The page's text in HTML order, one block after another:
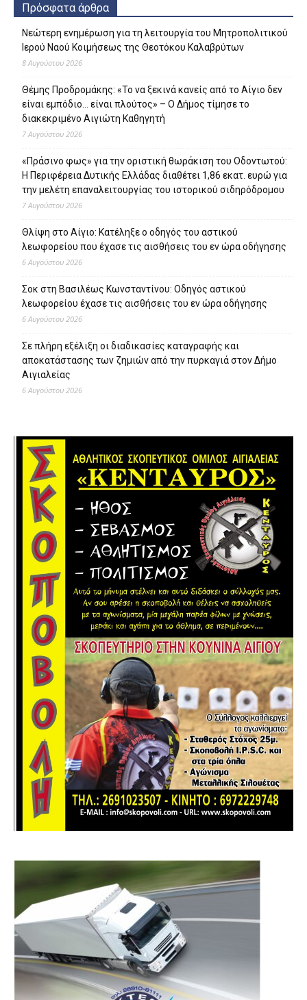
Πρόσφατα άρθρα
Νεώτερη ενημέρωση για τη λειτουργία του Μητροπολιτικού
Ιερού Ναού Κοιμήσεως της Θεοτόκου Καλαβρύτων
8 Αυγούστου 2026
Θέμης Προδρομάκης: «Το να ξεκινά κανείς από το Αίγιο δεν
είναι εμπόδιο… είναι πλούτος» – O Δήμος τίμησε το
διακεκριμένο Αιγιώτη Καθηγητή
7 Αυγούστου 2026
«Πράσινο φως» για την οριστική θωράκιση του Οδοντωτού:
Η Περιφέρεια Δυτικής Ελλάδας διαθέτει 1,86 εκατ. ευρώ για
την μελέτη επαναλειτουργίας του ιστορικού σιδηρόδρομου
7 Αυγούστου 2026
Θλίψη στο Αίγιο: Κατέληξε ο οδηγός του αστικού
λεωφορείου που έχασε τις αισθήσεις του εν ώρα οδήγησης
6 Αυγούστου 2026
Σοκ στη Βασιλέως Κωνσταντίνου: Οδηγός αστικού
λεωφορείου έχασε τις αισθήσεις του εν ώρα οδήγησης
6 Αυγούστου 2026
Σε πλήρη εξέλιξη οι διαδικασίες καταγραφής και
αποκατάστασης των ζημιών από την πυρκαγιά στον Δήμο
Αιγιαλείας
6 Αυγούστου 2026